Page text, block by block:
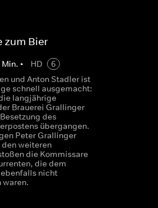
zum Bier
Min. • HD
6
und Anton Stadler ist
schnell ausgemacht:
langjährige
Brauerei Grallinger
des
übergangen.
Peter Grallinger
weiteren
die Kommissare
die dem
nicht
waren.